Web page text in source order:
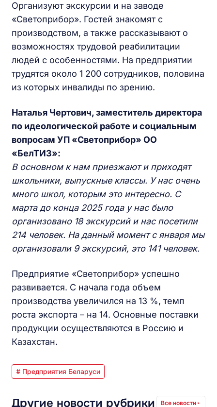
Организуют экскурсии и на заводе
«Светоприбор». Гостей знакомят с
производством, а также рассказывают о
возможностях трудовой реабилитации
людей с особенностями. На предприятии
трудятся около 1 200 сотрудников, половина
из которых инвалиды по зрению.
Наталья Чертович, заместитель директора
по идеологической работе и социальным
вопросам УП «Светоприбор» ОО
«БелТИЗ»:
В основном к нам приезжают и приходят
школьники, выпускные классы. У нас очень
много школ, которым это интересно. С
марта до конца 2025 года у нас было
организовано 18 экскурсий и нас посетили
214 человек. На данный момент с января мы
организовали 9 экскурсий, это 141 человек.
Предприятие «Светоприбор» успешно
развивается. С начала года объем
производства увеличился на 13 %, темп
роста экспорта – на 14. Основные поставки
продукции осуществляются в Россию и
Казахстан.
# Предприятия Беларуси
Другие новости рубрики Все новости